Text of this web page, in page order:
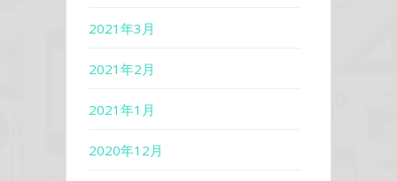
2021年3月
2021年2月
2021年1月
2020年12月